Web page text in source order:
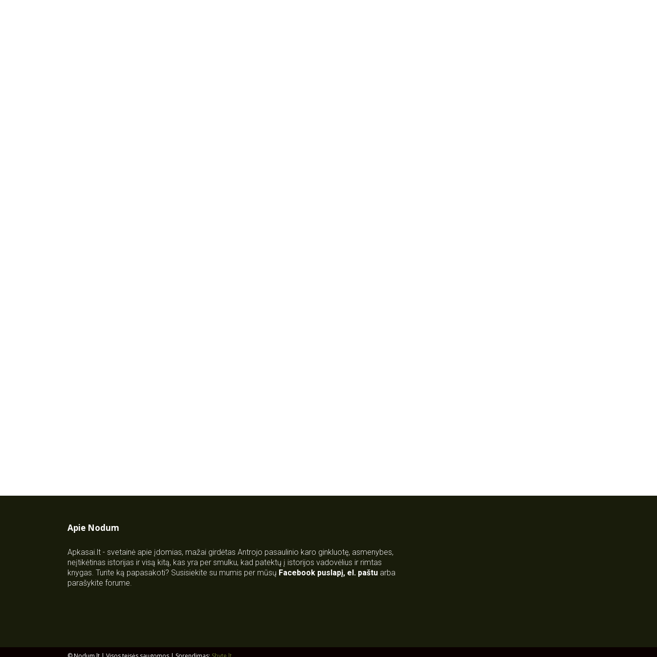
Apie Nodum
Apkasai.lt - svetainė apie įdomias, mažai girdėtas Antrojo pasaulinio karo ginkluotę, asmenybes,
neįtikėtinas istorijas ir visą kitą, kas yra per smulku, kad patektų į istorijos vadovėlius ir rimtas
knygas. Turite ką papasakoti? Susisiekite su mumis per mūsų Facebook puslapį, el. paštu arba
parašykite forume.